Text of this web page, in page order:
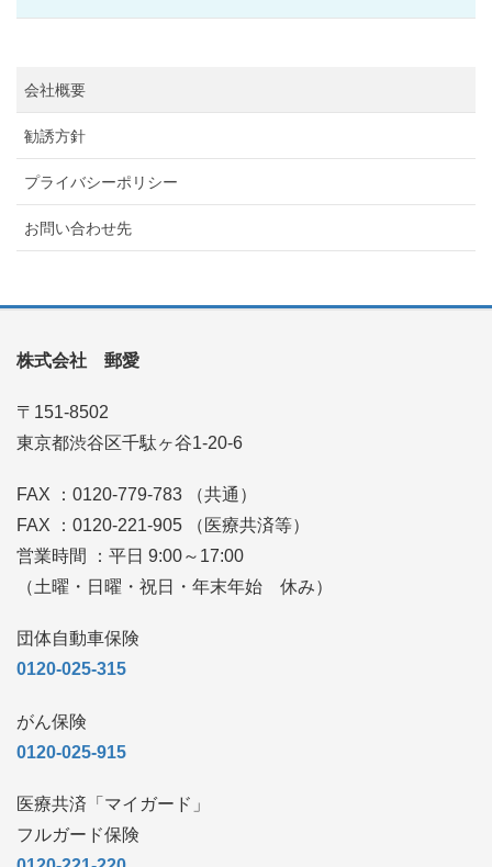
会社概要
勧誘方針
プライバシーポリシー
お問い合わせ先
株式会社 郵愛
〒151-8502
東京都渋谷区千駄ヶ谷1-20-6
FAX ：0120-779-783 （共通）
FAX ：0120-221-905 （医療共済等）
営業時間 ：平日 9:00～17:00
（土曜・日曜・祝日・年末年始 休み）
団体自動車保険
0120-025-315
がん保険
0120-025-915
医療共済「マイガード」
フルガード保険